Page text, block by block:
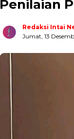
Penilaian
Redaksi Intai
Jumat, 13